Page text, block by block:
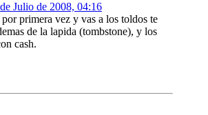
Julio de 2008, 04:16
primera vez y vas a los toldos te
de la lapida (tombstone), y los
cash.